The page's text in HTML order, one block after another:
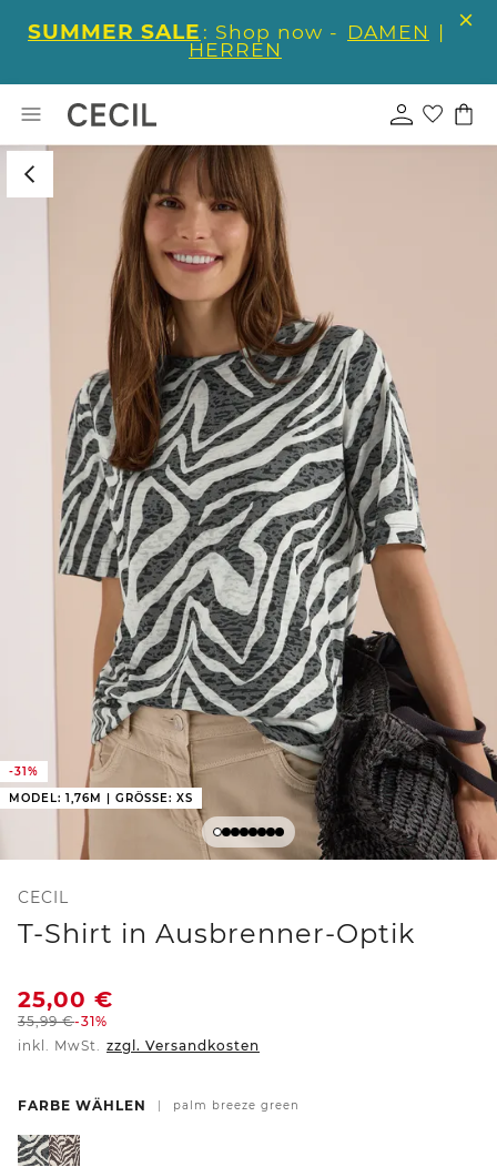
SUMMER SALE : Shop now - DAMEN |
HERREN
-31%
MODEL: 1,76M | GRÖSSE: XS
CECIL
T-Shirt in Ausbrenner-Optik
25,00 €
35,99€-31%
inkl. MwSt. zzgl. Versandkosten
FARBE WÄHLEN palm breeze green